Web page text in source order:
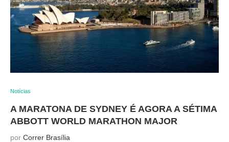
Notícias
A MARATONA DE SYDNEY É AGORA A SÉTIMA
ABBOTT WORLD MARATHON MAJOR
por Correr Brasília